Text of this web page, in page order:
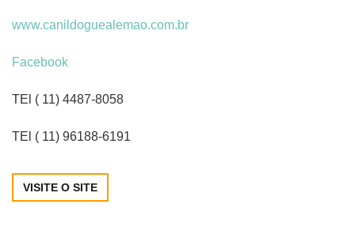
www.canildoguealemao.com.br
Facebook
TEl ( 11) 4487-8058
TEl ( 11) 96188-6191
VISITE O SITE